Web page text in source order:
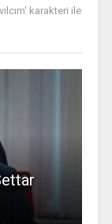
karakteri ile